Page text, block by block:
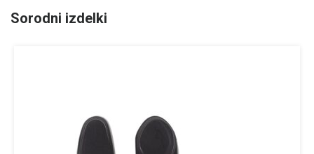
Sorodni izdelki